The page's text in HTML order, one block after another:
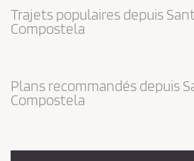
Trajets populaires depuis
Compostela
Plans recommandés depuis
Compostela